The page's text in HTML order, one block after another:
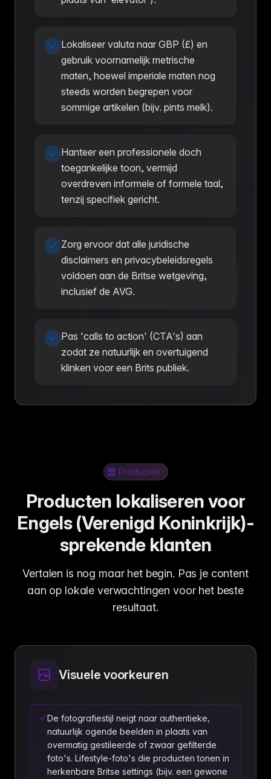
Lokaliseer valuta naar GBP (£) en
gebruik voornamelijk metrische
maten, hoewel imperiale maten nog
steeds worden begrepen voor
sommige artikelen (bijv. pints melk).
Hanteer een professionele doch
toegankelijke toon, vermijd
overdreven informele of formele taal,
tenzij specifiek gericht.
Zorg ervoor dat alle juridische
disclaimers en privacybeleidsregels
voldoen aan de Britse wetgeving,
inclusief de AVG.
Pas 'calls to action' (CTA's) aan
zodat ze natuurlijk en overtuigend
klinken voor een Brits publiek.
Producten
Producten lokaliseren voor
Engels (Verenigd Koninkrijk)-
sprekende klanten
Vertalen is nog maar het begin. Pas je content
aan op lokale verwachtingen voor het beste
resultaat.
Visuele voorkeuren
De fotografiestijl neigt naar authentieke,
natuurlijk ogende beelden in plaats van
overmatig gestileerde of zwaar gefilterde
foto's. Lifestyle-foto's die producten tonen in
herkenbare Britse settings (bijv. een gewone